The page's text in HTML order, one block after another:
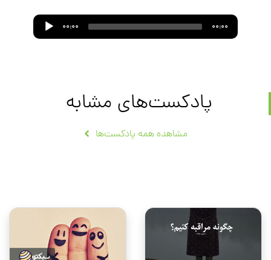
Audio
Player
00:00 00:00
پادکست‌های مشابه
مشاهده همه پادکست‌ها